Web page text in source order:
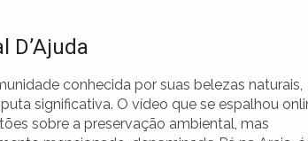
D’Ajuda
conhecida por suas belezas naturais,
significativa. O vídeo que se espalhou
sobre a preservação ambiental, mas